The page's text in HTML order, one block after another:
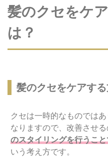
髪のクセをケ
は？
髪のクセをケアす
クセは一時的なものでは
なりますので、改善させる
のスタイリングを行うこ
いう考え方です。